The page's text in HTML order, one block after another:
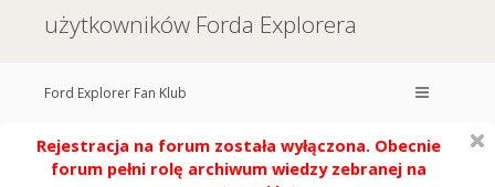
użytkowników Forda Explorera
Ford Explorer Fan Klub
Rejestracja na forum została wyłączona. Obecnie
forum pełni rolę archiwum wiedzy zebranej na